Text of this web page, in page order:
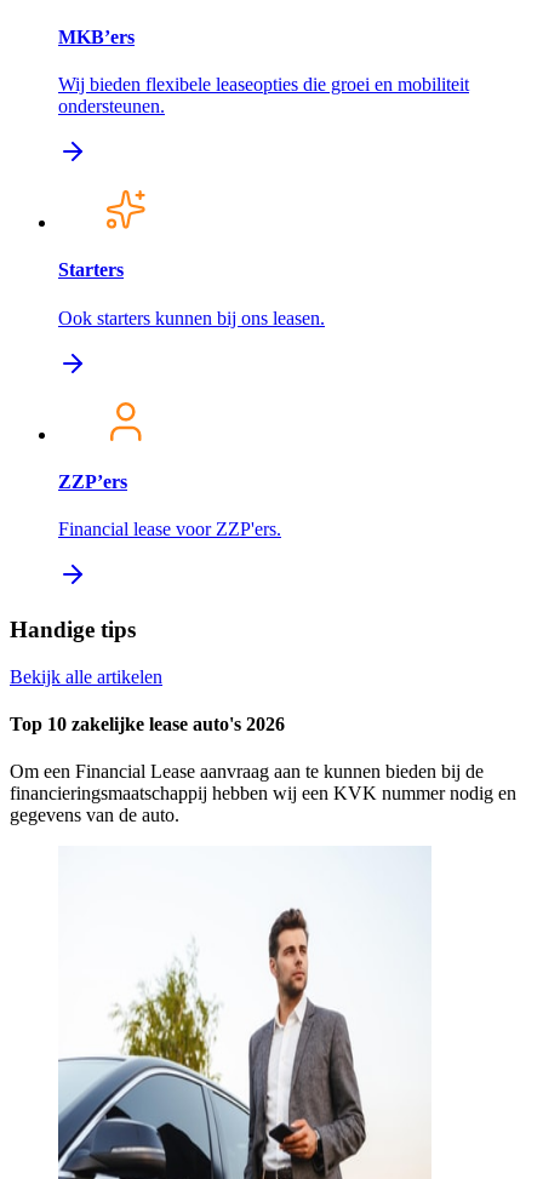
MKB’ers
Wij bieden flexibele leaseopties die groei en mobiliteit
ondersteunen.
Starters
Ook starters kunnen bij ons leasen.
ZZP’ers
Financial lease voor ZZP'ers.
Handige tips
Bekijk alle artikelen
Top 10 zakelijke lease auto's 2026
Om een Financial Lease aanvraag aan te kunnen bieden bij de
financieringsmaatschappij hebben wij een KVK nummer nodig en
gegevens van de auto.